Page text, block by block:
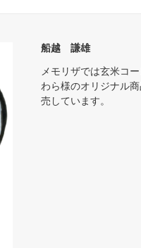
船越 謙雄
メモリザでは玄米コ
わら様のオリジナル
売しています。